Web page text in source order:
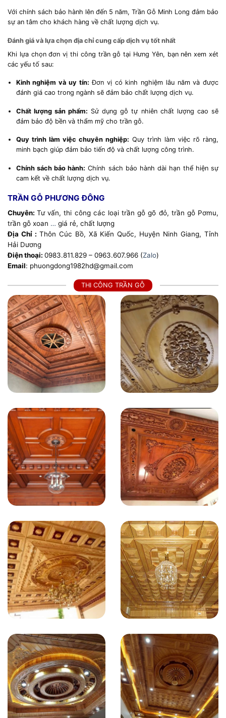
Với chính sách bảo hành lên đến 5 năm, Trần Gỗ Minh Long đảm bảo
sự an tâm cho khách hàng về chất lượng dịch vụ.
Đánh giá và lựa chọn địa chỉ cung cấp dịch vụ tốt nhất
Khi lựa chọn đơn vị thi công trần gỗ tại Hưng Yên, bạn nên xem xét
các yếu tố sau:
Kinh nghiệm và uy tín: Đơn vị có kinh nghiệm lâu năm và được
đánh giá cao trong ngành sẽ đảm bảo chất lượng dịch vụ.
Chất lượng sản phẩm: Sử dụng gỗ tự nhiên chất lượng cao sẽ
đảm bảo độ bền và thẩm mỹ cho trần gỗ.
Quy trình làm việc chuyên nghiệp: Quy trình làm việc rõ ràng,
minh bạch giúp đảm bảo tiến độ và chất lượng công trình.
Chính sách bảo hành: Chính sách bảo hành dài hạn thể hiện sự
cam kết về chất lượng dịch vụ.
TRẦN GỖ PHƯƠNG ĐÔNG
Chuyên:Tư vấn, thi công các loại trần gỗ gõ đỏ, trần gỗ Pơmu,
trần gỗ xoan … giá rẻ, chất lượng
Địa Chỉ : Thôn Cúc Bồ, Xã Kiến Quốc, Huyện Ninh Giang, Tỉnh
Hải Dương
Điện thoại: 0983.811.829 – 0963.607.966 (Zalo)
Email: phuongdong1982hd@gmail.com
THI CÔNG TRẦN GỖ